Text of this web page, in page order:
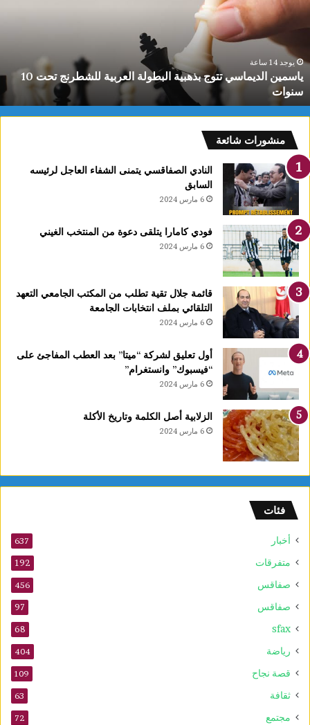
بذهبية
البطولة
للشطرنج
تحت
10
سنوات
يوجد 14 ساعة
ياسمين الديماسي تتوج بذهبية البطولة العربية للشطرنج تحت 10
سنوات
منشورات شائعة
النادي الصفاقسي يتمنى الشفاء العاجل لرئيسه
السابق
6 مارس 2024
فودي كامارا يتلقى دعوة من المنتخب الغيني
6 مارس 2024
قائمة جلال تقية تطلب من المكتب الجامعي التعهد
التلقائي بملف انتخابات الجامعة
6 مارس 2024
أول تعليق لشركة “ميتا” بعد العطب المفاجئ على
“فيسبوك” وانستغرام”
6 مارس 2024
الزلابية أصل الكلمة وتاريخ الأكلة
6 مارس 2024
فئات
أخبار 637
متفرقات 192
صفاقس 456
صفاقس 97
sfax
68
رياضة 404
قصة نجاح 109
ثقافة 63
مجتمع 72